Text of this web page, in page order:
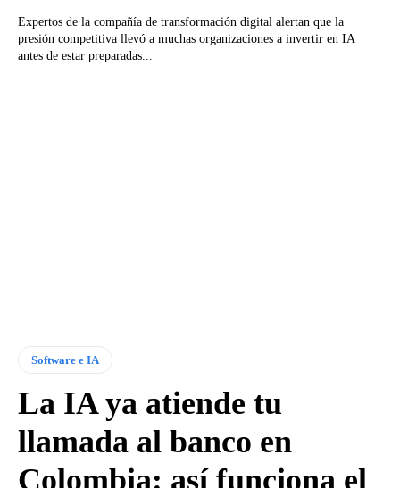
Expertos de la compañía de transformación digital alertan que la
presión competitiva llevó a muchas organizaciones a invertir en IA
antes de estar preparadas...
Software e IA
La IA ya atiende tu
llamada al banco en
Colombia: así funciona el